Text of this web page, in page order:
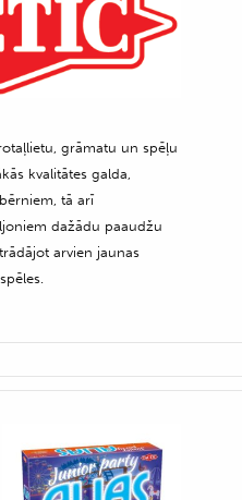
grāmatu un spēļu
kvalitātes galda,
tā arī
dažādu paaudžu
arvien jaunas